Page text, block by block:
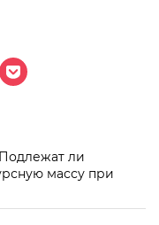
ли
массу при